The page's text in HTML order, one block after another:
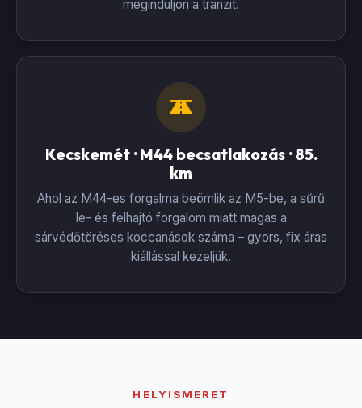
meginduljon a tranzit.
Kecskemét · M44 becsatlakozás · 85.
km
Ahol az M44-es forgalma beömlik az M5-be, a sűrű
le- és felhajtó forgalom miatt magas a
sárvédőtöréses koccanások száma – gyors, fix áras
kiállással kezeljük.
HELYISMERET